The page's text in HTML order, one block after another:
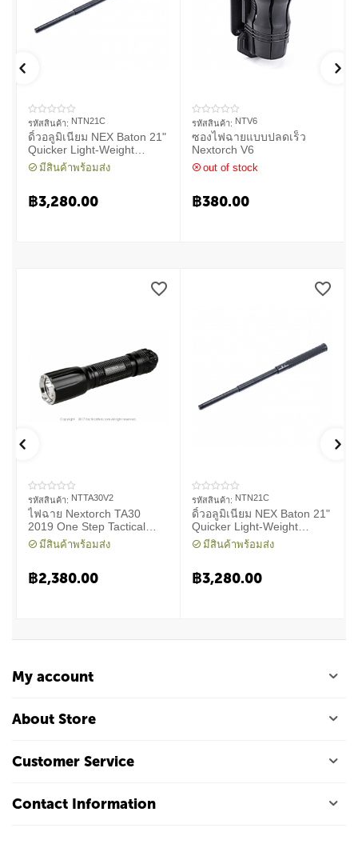
รหัสสินค้า: NTN21C
ดิ้วอลูมิเนียม NEX Baton 21"
Quicker Light-Weight
Machanical Baton
มีสินค้าพร้อมส่ง
฿3,280.00
รหัสสินค้า: NTV6
ซองไฟฉายแบบปลดเร็ว
Nextorch V6
out of stock
฿380.00
รหัสสินค้า: NTTA30V2
ไฟฉาย Nextorch TA30
2019 One Step Tactical
Flashlight 1300 Lumens
มีสินค้าพร้อมส่ง
฿2,380.00
รหัสสินค้า: NTN21C
ดิ้วอลูมิเนียม NEX Baton 21"
Quicker Light-Weight
Machanical Baton
มีสินค้าพร้อมส่ง
฿3,280.00
My account
About Store
Customer Service
Contact Information